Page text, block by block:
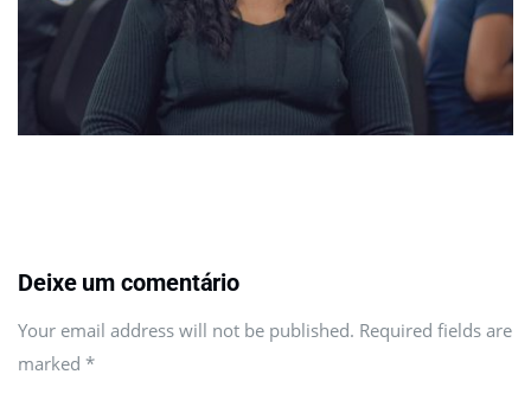
Deixe um comentário
Your email address will not be published. Required fields are
marked *